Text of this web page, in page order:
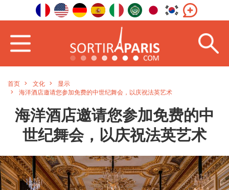
首页 文化
显示
海洋酒店邀请您参加免费的中世纪舞会，以庆祝法英艺术
海洋酒店邀请您参加免费的中
世纪舞会，以庆祝法英艺术